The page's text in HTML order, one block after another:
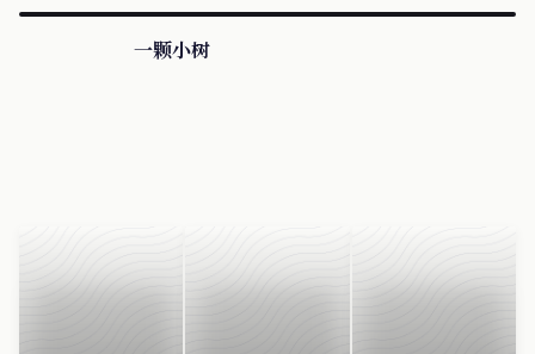
一颗小树